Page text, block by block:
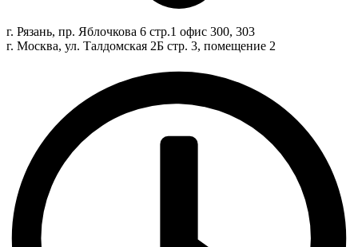
г. Рязань, пр. Яблочкова 6 стр.1 офис 300, 303
г. Москва, ул. Талдомская 2Б стр. 3, помещение 2